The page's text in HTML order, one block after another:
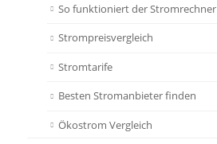
So funktioniert der Stromrechner
Strompreisvergleich
Stromtarife
Besten Stromanbieter finden
Ökostrom Vergleich